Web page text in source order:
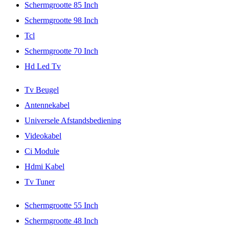
Schermgrootte 85 Inch
Schermgrootte 98 Inch
Tcl
Schermgrootte 70 Inch
Hd Led Tv
Tv Beugel
Antennekabel
Universele Afstandsbediening
Videokabel
Ci Module
Hdmi Kabel
Tv Tuner
Schermgrootte 55 Inch
Schermgrootte 48 Inch